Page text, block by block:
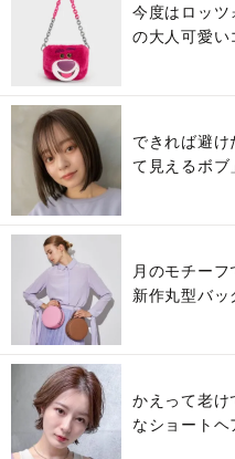
今度はロッ
の大人可愛い
できれば避
て見えるボブ
月のモチー
新作丸型バッ
かえって老
なショートヘ